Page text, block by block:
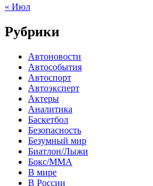
« Июл
Рубрики
Автоновости
Автособытия
Автоспорт
Автоэксперт
Актеры
Аналитика
Баскетбол
Безопасность
Безумный мир
Биатлон/Лыжи
Бокс/MMA
В мире
В России